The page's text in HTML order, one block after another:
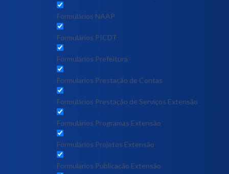
Formulários NAAP
Formulários PICDT
Formulários Prefeitura
Formulários Prestação de Contas
Formulários Prestação de Serviços Extensão
Formulários Programas Extensão
Formulários Projetos Extensão
Formulários Publicação Extensão